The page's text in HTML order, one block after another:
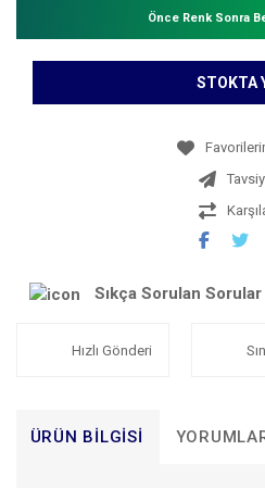
Önce Renk Sonra
STOKTA
Sıkça Sorulan Sorular
Hızlı Gönderi
ÜRÜN BILGISI